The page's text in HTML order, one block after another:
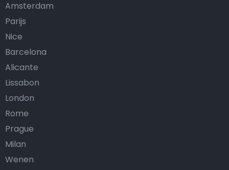
Amsterdam
Parijs
Nice
Barcelona
Alicante
Lissabon
London
Rome
Prague
Milan
Wenen